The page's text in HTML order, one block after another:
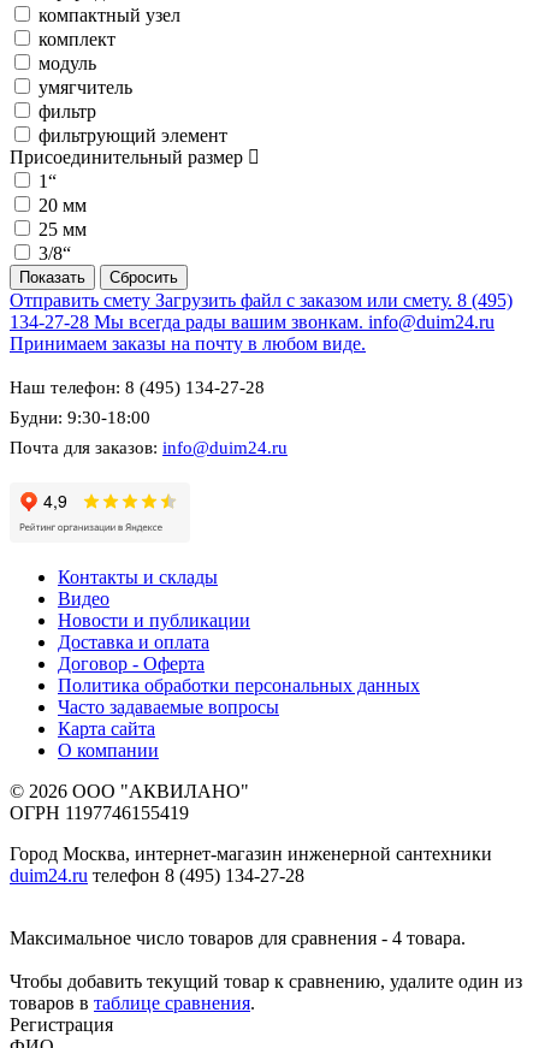
компактный узел
комплект
модуль
умягчитель
фильтр
фильтрующий элемент
Присоединительный размер
1“
20 мм
25 мм
3/8“
Отправить смету Загрузить файл с заказом или смету. 8 (495)
134-27-28 Мы всегда рады вашим звонкам. info@duim24.ru
Принимаем заказы на почту в любом виде.
Наш телефон: 8 (495) 134-27-28
Будни: 9:30-18:00
Почта для заказов: info@duim24.ru
Контакты и склады
Видео
Новости и публикации
Доставка и оплата
Договор - Оферта
Политика обработки персональных данных
Часто задаваемые вопросы
Карта сайта
О компании
© 2026 ООО "АКВИЛАНО"
ОГРН 1197746155419
Город Москва, интернет-магазин инженерной сантехники
duim24.ru телефон 8 (495) 134-27-28
Максимальное число товаров для сравнения - 4 товара.
Чтобы добавить текущий товар к сравнению, удалите один из
товаров в таблице сравнения.
Регистрация